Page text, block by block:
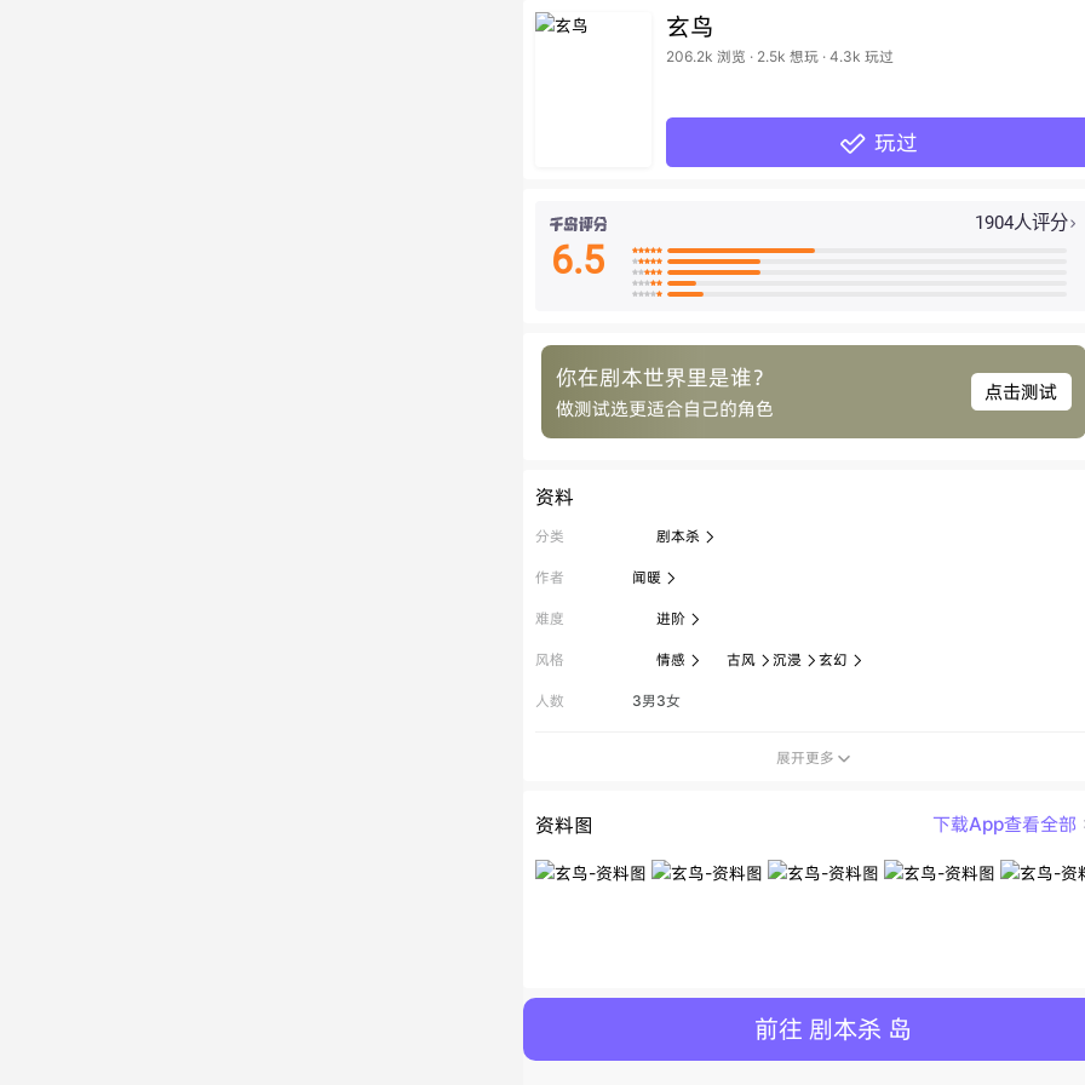
玄鸟
206.2k 浏览 · 2.5k 想玩 · 4.3k 玩过
 玩过
1904人评分 
6.5 




你在剧本世界里是谁？
做测试选更适合自己的角色
点击测试
资料
分类 剧本杀 
作者 闻暖 
难度 进阶 
风格 情感  古风  沉浸  玄幻 
人数 3男3女
展开更多 
资料图 下载App查看全部
前往 剧本杀 岛